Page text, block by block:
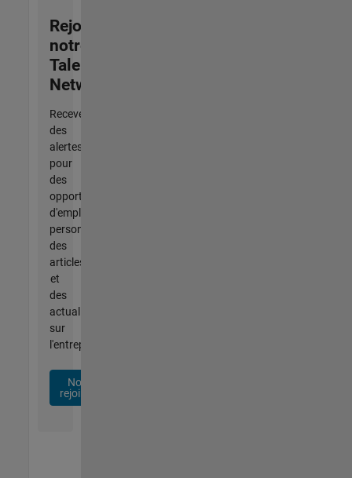
Rejoignez
notre
Talent
Network
Recevez
des
alertes
pour
des
opportunités
d'emploi
personnalisées,
des
articles
et
des
actualités
sur
l'entreprise.
Nous
rejoindre